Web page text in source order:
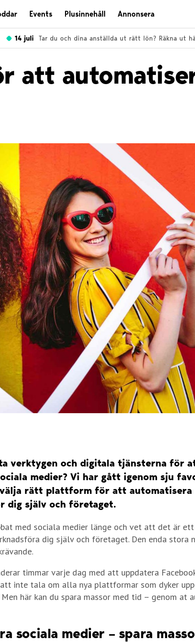
Events Plusinnehåll Annonsera
14 juli Tar du och dina anställda ut rätt lön? Räkna ut här!
att
verktygen och digitala tjänsterna för
medier? Vi har gått igenom sju
rätt plattform för att automatisera
dig själv och företaget.
med sociala medier länge och vet att det är
dig själv och företaget. Den enda stora
timmar varje dag med att uppdatera
inte tala om alla nya plattformar som dyker
Men här kan du spara massor med tid – genom at
sociala medier – spara